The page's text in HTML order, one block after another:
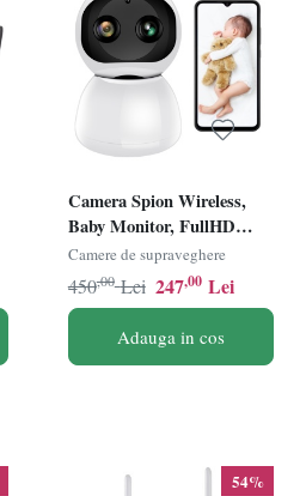
Camera Spion Wireless,
Baby Monitor, FullHD
2MP, Monitorizare
Bebelusi, Auto Tracking,
Vedere Nocturna, Audio-
Video, Sunet bidirectional,
Rotire automata, Rezolutie
Camere de supraveghere
247,00 Lei
450,00 Lei
Adauga in cos
54%